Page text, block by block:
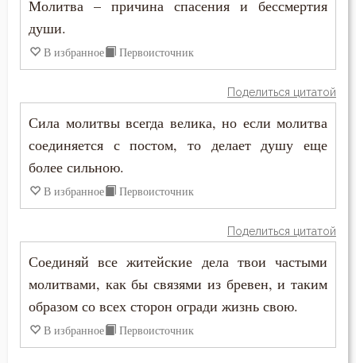
Жизнь
Жизнь вечная
Загробная жизнь
Зло
Злопамятство
Молитва – причина спасения и бессмертия
души.
В избранное Первоисточник
Поделиться цитатой
Сила молитвы всегда велика, но если молитва
соединяется с постом, то делает душу еще
более сильною.
В избранное Первоисточник
Поделиться цитатой
Соединяй все житейские дела твои частыми
молитвами, как бы связями из бревен, и таким
образом со всех сторон огради жизнь свою.
В избранное Первоисточник